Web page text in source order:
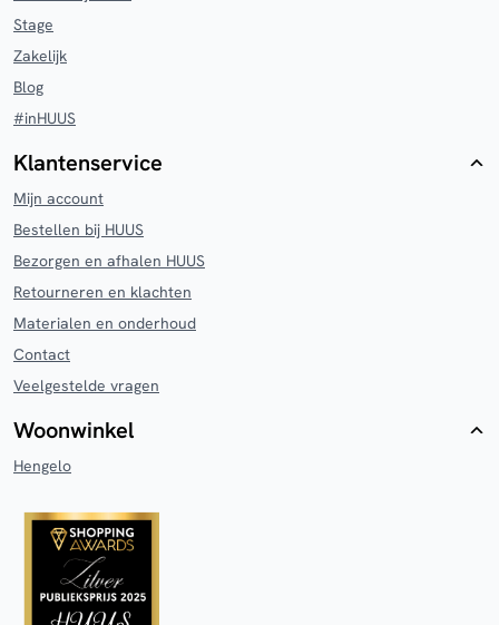
Stage
Zakelijk
Blog
#inHUUS
Klantenservice
Mijn account
Bestellen bij HUUS
Bezorgen en afhalen HUUS
Retourneren en klachten
Materialen en onderhoud
Contact
Veelgestelde vragen
Woonwinkel
Hengelo